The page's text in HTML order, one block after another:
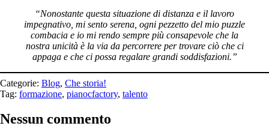
“Nonostante questa situazione di distanza e il lavoro
impegnativo, mi sento serena, ogni pezzetto del mio puzzle
combacia e io mi rendo sempre più consapevole che la
nostra unicità è la via da percorrere per trovare ciò che ci
appaga e che ci possa regalare grandi soddisfazioni.”
Categorie: Blog, Che storia!
Tag: formazione, pianocfactory, talento
Nessun commento